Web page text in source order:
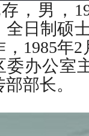
，男，
全日制硕
1985年2
委办公室
部长。